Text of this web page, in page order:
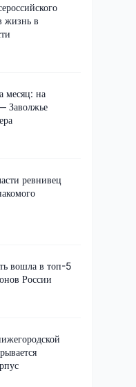
жизнь в
месяц: на
Заволжье
ревнивец
вошла в топ-5
России